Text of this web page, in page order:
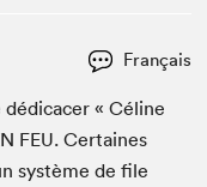
Français
« Céline
FEU. Cer­taines
sys­tème de file